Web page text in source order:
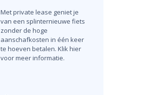
Met private lease geniet je
van een splinternieuwe fiets
zonder de hoge
aanschafkosten in één keer
te hoeven betalen. Klik hier
voor meer informatie.